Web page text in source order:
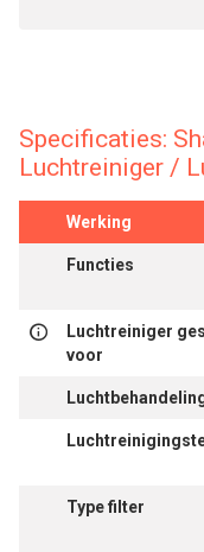
Specificaties:
Luchtreiniger /
Werking
Functies
Luchtreiniger
voor
Type filter